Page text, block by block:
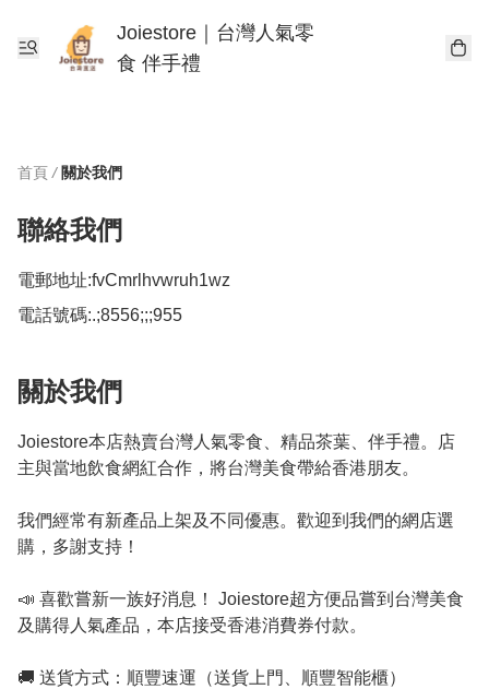
Joiestore｜台灣人氣零
食 伴手禮
首頁 / 關於我們
聯絡我們
電郵地址:fvCmrlhvwruh1wz
電話號碼:.;8556;;;955
關於我們
Joiestore本店熱賣台灣人氣零食、精品茶葉、伴手禮。店
主與當地飲食網紅合作，將台灣美食帶給香港朋友。
我們經常有新產品上架及不同優惠。歡迎到我們的網店選
購，多謝支持！
📣 喜歡嘗新一族好消息！ Joiestore超方便品嘗到台灣美食
及購得人氣產品，本店接受香港消費券付款。
🚚 送貨方式：順豐速運（送貨上門、順豐智能櫃）